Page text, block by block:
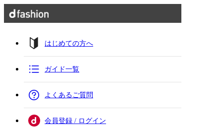
はじめての方へ
ガイド一覧
よくあるご質問
会員登録 / ログイン